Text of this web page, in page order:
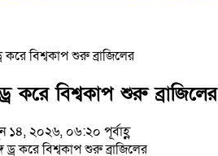
করে বিশ্বকাপ শুরু ব্রাজিলের
করে বিশ্বকাপ শুরু ব্রাজিলের
১৪, ২০২৬, ০৬:২০ পূর্বাহ্ণ